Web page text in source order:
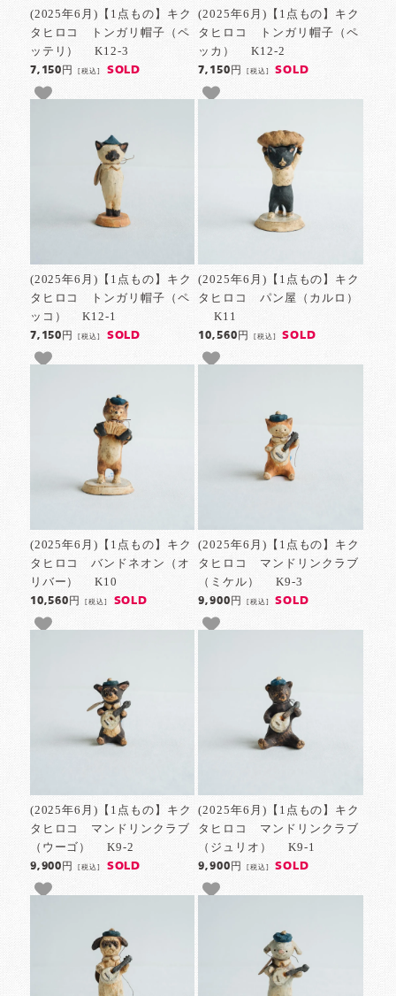
(2025年6月)【1点もの】キク
タヒロコ トンガリ帽子（ペ
ッテリ） K12-3
7,150円[税込] SOLD
(2025年6月)【1点もの】キク
タヒロコ トンガリ帽子（ペ
ッカ） K12-2
7,150円 [税込] SOLD
(2025年6月)【1点もの】キク
タヒロコ トンガリ帽子（ペ
ッコ） K12-1
7,150円[税込] SOLD
(2025年6月)【1点もの】キク
タヒロコ パン屋（カルロ）
K11
10,560円 [税込] SOLD
(2025年6月)【1点もの】キク
タヒロコ バンドネオン（オ
リバー） K10
10,560円[税込] SOLD
(2025年6月)【1点もの】キク
タヒロコ マンドリンクラブ
（ミケル） K9-3
9,900円 [税込] SOLD
(2025年6月)【1点もの】キク
タヒロコ マンドリンクラブ
（ウーゴ） K9-2
9,900円[税込] SOLD
(2025年6月)【1点もの】キク
タヒロコ マンドリンクラブ
（ジュリオ） K9-1
9,900円 [税込] SOLD